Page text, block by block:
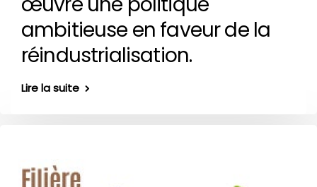
ambitieuse en faveur de la
réindustrialisation.
Lire la suite